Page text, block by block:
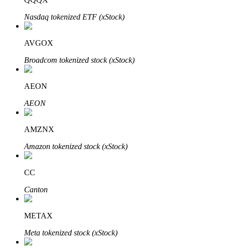
Investasi Otomatis
Raih keuntungan jangka panjang dan kepentingan fleksibel
Bitrue
Nasdaq tokenized ETF (xStock)
AVGOX
Broadcom tokenized stock (xStock)
AEON
AEON
AMZNX
Amazon tokenized stock (xStock)
CC
Canton
METAX
Meta tokenized stock (xStock)